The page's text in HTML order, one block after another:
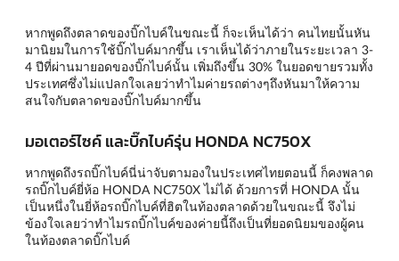
หากพูดถึงตลาดของบิ๊กไบค์ในขณะนี้ ก็จะเห็นได้ว่า คนไทยนั้นหัน
มานิยมในการใช้บิ๊กไบค์มากขึ้น เราเห็นได้ว่าภายในระยะเวลา 3-
4 ปีที่ผ่านมายอดของบิ๊กไบค์นั้น เพิ่มถึงขึ้น 30% ในยอดขายรวมทั้ง
ประเทศซึ่งไม่แปลกใจเลยว่าทำไมค่ายรถต่างๆถึงหันมาให้ความ
สนใจกับตลาดของบิ๊กไบค์มากขึ้น
มอเตอร์ไซค์ และบิ๊กไบค์รุ่น HONDA NC750X
หากพูดถึงรถบิ๊กไบค์นี่น่าจับตามองในประเทศไทยตอนนี้ ก็คงพลาด
รถบิ๊กไบค์ยี่ห้อ HONDA NC750X ไม่ได้ ด้วยการที่ HONDA นั้น
เป็นหนึ่งในยี่ห้อรถบิ๊กไบค์ที่ฮิตในท้องตลาดด้วยในขณะนี้ จึงไม่
ข้องใจเลยว่าทำไมรถบิ๊กไบค์ของค่ายนี้ถึงเป็นที่ยอดนิยมของผู้คน
ในท้องตลาดบิ๊กไบค์